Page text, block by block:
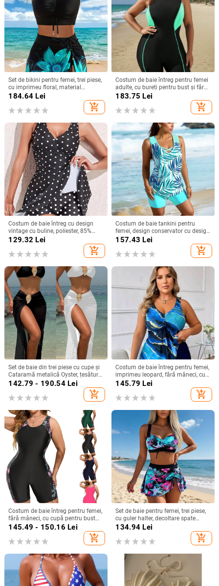
Set de bikini pentru femei, trei piese,
cu imprimeu floral, material
poliester, cupe căptușite, fără
184.64 Lei
add_shopping_cart
Costum de baie întreg pentru femei
adulte, cu bureți pentru bust și fără
suport metalic, uscare rapidă,
183.75 Lei
add_shopping_cart
Costum de baie întreg cu design
vintage cu buline, poliester, 85%
poliester
129.32 Lei
add_shopping_cart
Costum de baie tankini pentru
femei, design conservator cu design
divizat, fără mâneci, cu bureți în
căptușeală de spandex
157.43 Lei
add_shopping_cart
Set de baie din trei piese cu cupe și
Cataramă metalică Oyster, țesătură
poliester, căptușeală poliester cu
18% elastan, greutate țesătură 230
g
142.79 - 190.54Lei
add_shopping_cart
Costum de baie întreg pentru femei,
imprimeu leopard, fără mâneci, cu
bureți pentru bust, material
145.79 Lei
add_shopping_cart
Costum de baie întreg pentru femei,
fără mâneci, cu cupă pentru bust
fără suport metalic, material 82%
poliester, căptușeală 100% poliester
145.49 - 150.16 Lei
add_shopping_cart
Set de baie pentru femei, trei piese,
cu guler halter, decoltare spate
deschis, siluetă subțire, imprimeu,
134.94 Lei
add_shopping_cart